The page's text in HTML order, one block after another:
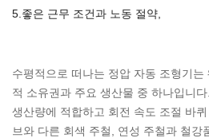
5.좋은 근무 조건과 노동 절약,
수평적으로 떠나는 정압 자동 조형기는
적 소유권과 주요 생산물 중 하나입니
생산량에 적합하고 회전 속도 조절 바
브와 다른 회색 주철, 연성 주철과 철강